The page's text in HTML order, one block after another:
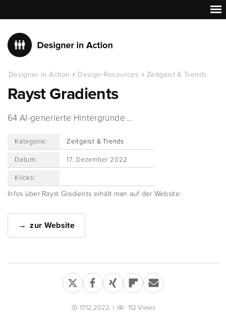
Designer in Action Design-Resources Zeitgeist & Trends
Rayst Gradients
64 AI-generierte Hintergründe …
Kategorie: Zeitgeist & Trends
Datum: 17. Dezember 2022
Klicks:
Infos über Rayst Gradients erhält man auf der Website:
zur Website
17.12.2022 | 112 Views